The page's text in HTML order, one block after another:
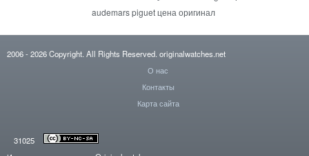
audemars piguet цена оригинал
2006- 2026Copyright. All Rights Reserved. originalwatches.net
О нас
Контакты
Карта сайта
31025